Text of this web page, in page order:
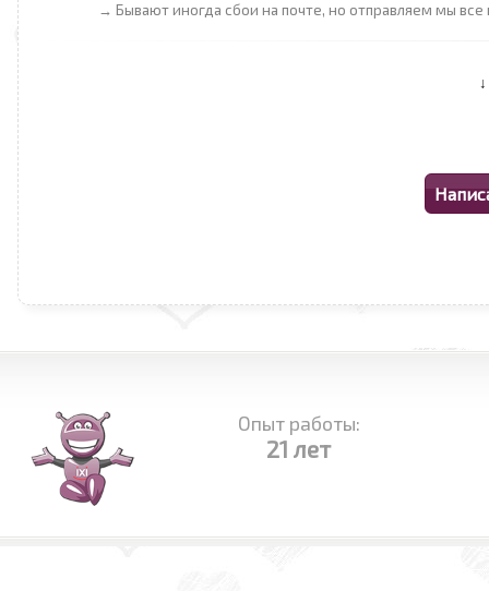
→ Бывают иногда сбои на почте, но отправляем мы все
↓
Опыт работы:
21 лет